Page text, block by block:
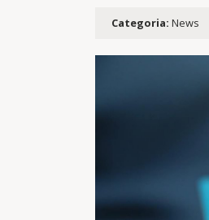
Categoria: News